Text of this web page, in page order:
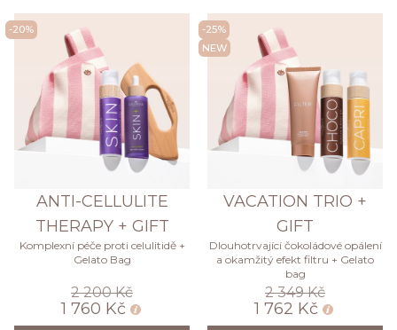
-20%
ANTI-CELLULITE
THERAPY + GIFT
Komplexní péče proti celulitidě +
Gelato Bag
2 200 Kč
1 760 Kč
-25%
NEW
VACATION TRIO +
GIFT
Dlouhotrvající čokoládové opálení
a okamžitý efekt filtru + Gelato
bag
2 349 Kč
1 762 Kč